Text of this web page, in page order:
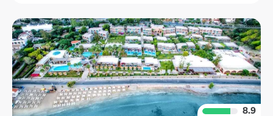
8.9